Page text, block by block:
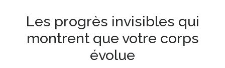
Les progrès invisibles qui
montrent que votre corps
évolue